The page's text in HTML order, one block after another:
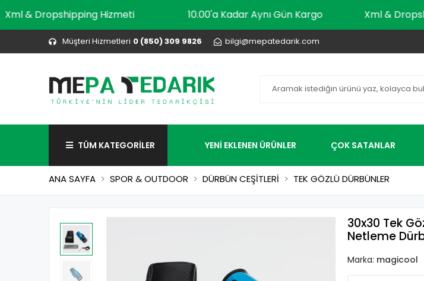
Xml & Dropshipping Hizmeti 10.00'a Kadar Aynı Gün Kargo Xml &
Müşteri Hizmetleri 0 (850) 309 9826 bilgi@mepatedarik.com
TÜM KATEGORİLER YENİ EKLENEN ÜRÜNLER ÇOK SATANLAR
ANA SAYFA SPOR & OUTDOOR DÜRBÜN CEŞİTLERİ TEK GÖZLÜ DÜRBÜNLER
30x30 Tek
Netleme
Marka: magicool